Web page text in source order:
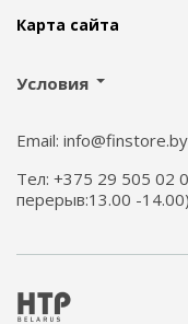
Карта сайта
Условия
Email: info@finstore.by
Тел: +375 29 505 02
перерыв:13.00 -14.00)